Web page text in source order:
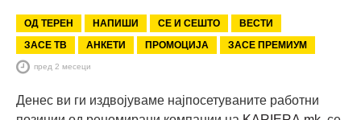
ОД ТЕРЕН НАПИШИ СЕ И СЕШТО
ВЕСТИ
ЗАСЕ ТВ
АНКЕТИ ПРОМОЦИЈА ЗАСЕ ПРЕМИУМ
пред 2 месеци
Денес ви ги издвојуваме најпосетуваните работни